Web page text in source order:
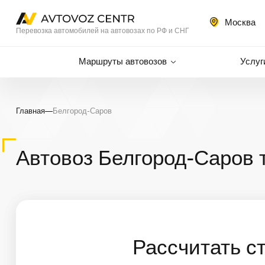
Перевозка автомобилей на автовозах по РФ и СНГ
Москва
Маршруты автовозов
Главная—Белгород-Саров
Автовоз Белгород-
Рассчитать